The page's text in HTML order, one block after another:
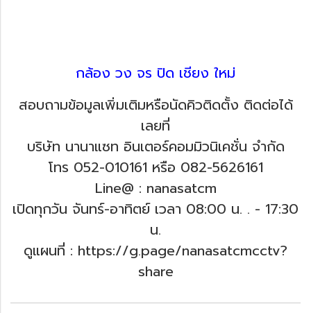
กล้อง วง จร ปิด เชียง ใหม่
สอบถามข้อมูลเพิ่มเติมหรือนัดคิวติดตั้ง ติดต่อได้
เลยที่
บริษัท นานาแซท อินเตอร์คอมมิวนิเคชั่น จำกัด
โทร 052-010161 หรือ 082-5626161
Line@ : nanasatcm
เปิดทุกวัน จันทร์-อาทิตย์ เวลา 08:00 น. . - 17:30
น.
ดูแผนที่ : https://g.page/nanasatcmcctv?
share